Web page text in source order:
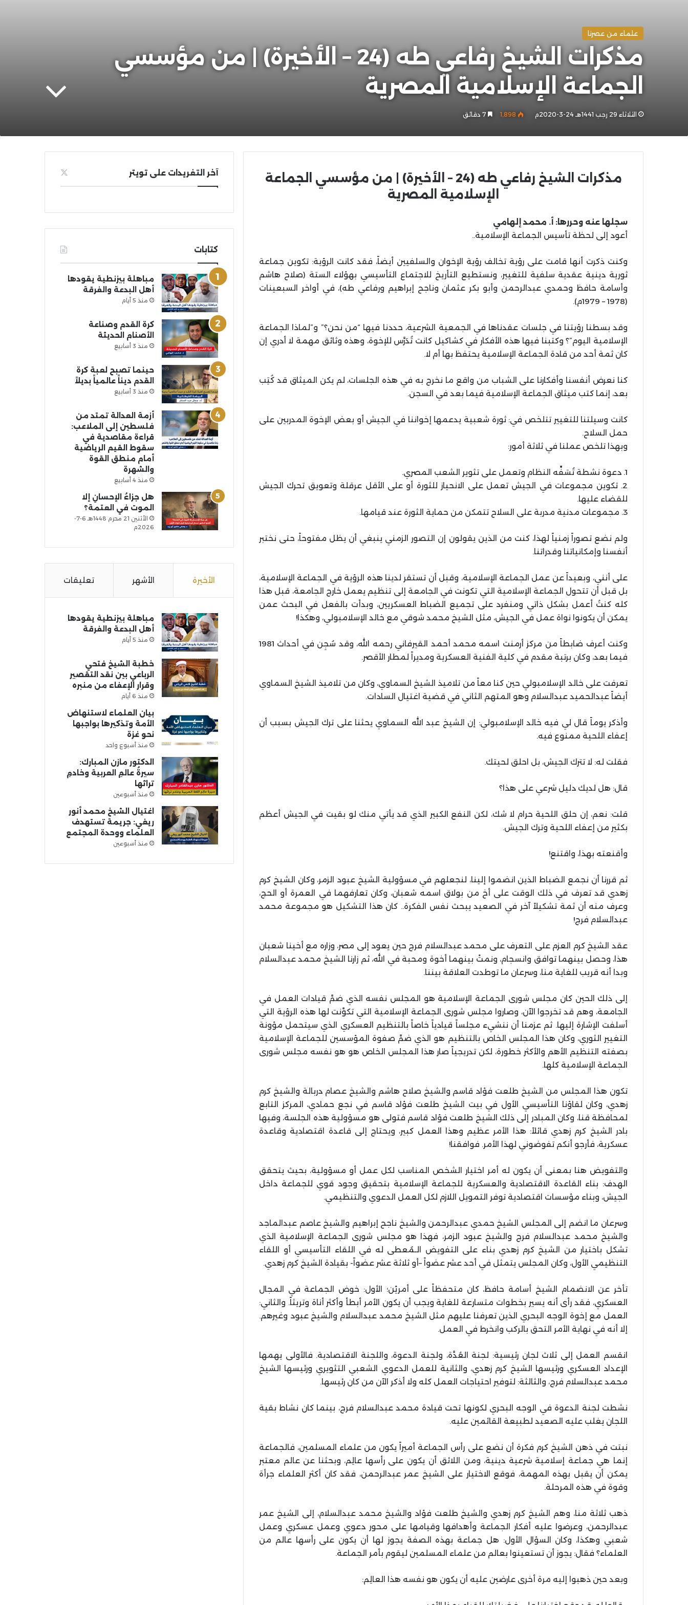
علماء من عصرنا
مذكرات الشيخ رفاعي طه (24 – الأخيرة) | من مؤسسي
الجماعة الإسلامية المصرية
الثلاثاء 29 رجب 1441هـ 24-3-2020م 1٬898
مذكرات الشيخ رفاعي طه (24 – الأخيرة) | من مؤسسي الجماعة
الإسلامية المصرية
سجلها عنه وحررها: أ. محمد إلهامي
أعود إلى لحظة تأسيس الجماعة الإسلامية..
وكنت ذكرت أنها قامت على رؤية تخالف رؤية الإخوان والسلفيين أيضاً، فقد كانت الرؤية: تكوين جماعة
ثورية دينية عقدية سلفية للتغيير، ونستطيع التأريخ للاجتماع التأسيسي بهؤلاء الستة (صلاح هاشم
وأسامة حافظ وحمدي عبدالرحمن وأبو بكر عثمان وناجح إبراهيم ورفاعي طه)، في أواخر السبعينات
(1978 – 1979م).
وقد بسطنا رؤيتنا في جلسات عقدناها في الجمعية الشرعية، حددنا فيها “من نحن؟” و”لماذا الجماعة
الإسلامية اليوم”؟ وكتبنا فيها هذه الأفكار في كشاكيل كانت تُدَرَّس للإخوة، وهذه وثائق مهمة لا أدري إن
كان ثمة أحد من قادة الجماعة الإسلامية يحتفظ بها أم لا.
كنا نعرض أنفسنا وأفكارنا على الشباب من واقع ما نخرج به في هذه الجلسات، لم يكن الميثاق قد كُتِب
بعد، إنما كتب ميثاق الجماعة الإسلامية فيما بعد في السجن.
كانت وسيلتنا للتغيير تتلخص في: ثورة شعبية يدعمها إخواننا في الجيش أو بعض الإخوة المدربين على
حمل السلاح.
وبهذا تلخص عملنا في ثلاثة أمور:
1. دعوة نشطة تُسَفِّه النظام وتعمل على تثوير الشعب المصري.
2. تكوين مجموعات في الجيش تعمل على الانحياز للثورة أو على الأقل عرقلة وتعويق تحرك الجيش
للقضاء عليها.
3. مجموعات مدنية مدربة على السلاح تتمكن من حماية الثورة عند قيامها.
ولم نضع تصوراً زمنياً لهذا، كنت من الذين يقولون إن التصور الزمني ينبغي أن يظل مفتوحاً، حتى نختبر
أنفسنا وإمكانياتنا وقدراتنا.
على أنني، وبعيداً عن عمل الجماعة الإسلامية، وقبل أن تستقر لدينا هذه الرؤية في الجماعة الإسلامية،
بل قبل أن تتحول الجماعة الإسلامية التي تكونت في الجامعة إلى تنظيم يعمل خارج الجامعة، قبل هذا
كله كنتُ أعمل بشكل ذاتي ومنفرد على تجميع الضباط العسكريين، وبدأت بالفعل في البحث عمن
يمكن أن يكونوا نواة عمل في الجيش، مثل الشيخ محمد شوقي مع خالد الإسلامبولي، وهكذا!
وكنت أعرف ضابطاً من مركز أرمنت اسمه محمد أحمد القيرفاني رحمه الله، وقد سُجِن في أحداث 1981
فيما بعد، وكان برتبة مقدم في كلية الفنية العسكرية ومديراً لمطار الأقصر.
تعرفت على خالد الإسلامبولي حين كنا معاً من تلاميذ الشيخ السماوي، وكان من تلاميذ الشيخ السماوي
أيضاً عبدالحميد عبدالسلام وهو المتهم الثاني في قضية اغتيال السادات.
وأذكر يوماً قال لي فيه خالد الإسلامبولي: إن الشيخ عبد الله السماوي يحثنا على ترك الجيش بسبب أن
إعفاء اللحية ممنوع فيه.
فقلت له: لا تترك الجيش، بل احلق لحيتك.
قال: هل لديك دليل شرعي على هذا؟
قلت: نعم، إن حلق اللحية حرام لا شك، لكن النفع الكبير الذي قد يأتي منك لو بقيت في الجيش أعظم
بكثير من إعفاء اللحية وترك الجيش.
وأقنعته بهذا، واقتنع!
ثم قررنا أن نجمع الضباط الذين انضموا إلينا، لنجعلهم في مسؤولية الشيخ عبود الزمر، وكان الشيخ كرم
زهدي قد تعرف في ذلك الوقت على أخ من بولاق اسمه شعبان، وكان تعارفهما في العمرة أو الحج،
وعرف منه أن ثمة تشكيلاً آخر في الصعيد يبحث نفس الفكرة.. كان هذا التشكيل هو مجموعة محمد
عبدالسلام فرج!
عقد الشيخ كرم العزم على التعرف على محمد عبدالسلام فرج حين يعود إلى مصر، وزاره مع أخينا شعبان
هذا، وحصل بينهما توافق وانسجام، ونمتْ بينهما أخوة ومحبة في الله، ثم زارنا الشيخ محمد عبدالسلام
وبدا أنه قريب للغاية منا، وسرعان ما توطدت العلاقة بيننا.
إلى ذلك الحين كان مجلس شورى الجماعة الإسلامية هو المجلس نفسه الذي ضمَّ قيادات العمل في
الجامعة، وهم قد تخرجوا الآن، وصاروا مجلس شورى الجماعة الإسلامية التي تكوَّنت لها هذه الرؤية التي
أسلفت الإشارة إليها. ثم عزمنا أن ننشيء مجلساً قيادياً خاصاً بالتنظيم العسكري الذي سيتحمل مؤونة
التغيير الثوري، وكان هذا المجلس الخاص بالتنظيم هو الذي ضمَّ صفوة المؤسسين للجماعة الإسلامية
بصفته التنظيم الأهم والأكثر خطورة، لكن تدريجياً صار هذا المجلس الخاص هو هو نفسه مجلس شورى
الجماعة الإسلامية كلها.
تكون هذا المجلس من الشيخ طلعت فؤاد قاسم والشيخ صلاح هاشم والشيخ عصام دربالة والشيخ كرم
زهدي، وكان لقاؤنا التأسيسي الأول في بيت الشيخ طلعت فؤاد قاسم في نجع حمادي، المركز التابع
لمحافظة قنا، وكان المبادر إلى ذلك الشيخ طلعت فؤاد قاسم فتولى هو مسؤولية هذه الجلسة، وفيها
بادر الشيخ كرم زهدي قائلاً: هذا الأمر عظيم وهذا العمل كبير، ويحتاج إلى قاعدة اقتصادية وقاعدة
عسكرية، فأرجو أنكم تفوضوني لهذا الأمر. فوافقنا!
والتفويض هنا بمعنى أن يكون له أمر اختيار الشخص المناسب لكل عمل أو مسؤولية، بحيث يتحقق
الهدف: بناء القاعدة الاقتصادية والعسكرية للجماعة الإسلامية بتحقيق وجود قوي للجماعة داخل
الجيش، وبناء مؤسسات اقتصادية توفر التمويل اللازم لكل العمل الدعوي والتنظيمي.
وسرعان ما انضم إلى المجلس الشيخ حمدي عبدالرحمن والشيخ ناجح إبراهيم والشيخ عاصم عبدالماجد
والشيخ محمد عبدالسلام فرج والشيخ عبود الزمر، فهذا هو مجلس شورى الجماعة الإسلامية الذي
تشكل باختيار من الشيخ كرم زهدي بناء على التفويض الـمُعطى له في اللقاء التأسيسي أو اللقاء
التنظيمي الأول، وكان المجلس يتمثل في أحد عشر عضواً –أو ثلاثة عشر عضواً- بقيادة الشيخ كرم زهدي.
تأخر عن الانضمام الشيخ أسامة حافظ، كان متحفظاً على أمريْن؛ الأول: خوض الجماعة في المجال
العسكري، فقد رأى أنه يسير بخطوات متسارعة للغاية ويجب أن يكون الأمر أبطأ وأكثر أناة وتريثاً. والثاني:
العمل مع إخوة الوجه البحري الذين تعرفنا عليهم مثل الشيخ محمد عبدالسلام والشيخ عبود وغيرهم.
إلا أنه في نهاية الأمر التحق بالركب وانخرط في العمل.
انقسم العمل إلى ثلاث لجان رئيسية: لجنة العُدَّة، ولجنة الدعوة، واللجنة الاقتصادية. فالأولى يهمها
الإعداد العسكري ورئيسها الشيخ كرم زهدي، والثانية للعمل الدعوي الشعبي التثويري ورئيسها الشيخ
محمد عبدالسلام فرج، والثالثة: لتوفير احتياجات العمل كله ولا أذكر الآن من كان رئيسها.
نشطت لجنة الدعوة في الوجه البحري لكونها تحت قيادة محمد عبدالسلام فرج، بينما كان نشاط بقية
اللجان يغلب عليه الصعيد لطبيعة القائمين عليه.
نبتت في ذهن الشيخ كرم فكرة أن نضع على رأس الجماعة أميراً يكون من علماء المسلمين، فالجماعة
إنما هي جماعة إسلامية شرعية دينية، ومن اللائق أن يكون على رأسها عالِم، وبحثنا عن عالم معتبر
يمكن أن يقبل بهذه المهمة، فوقع الاختيار على الشيخ عمر عبدالرحمن، فقد كان أكثر العلماء جرأة
وقوة في هذه المرحلة.
ذهب ثلاثة منا، وهم الشيخ كرم زهدي والشيخ طلعت فؤاد والشيخ محمد عبدالسلام، إلى الشيخ عمر
عبدالرحمن، وعرضوا عليه أفكار الجماعة وأهدافها وقيامها على محور دعوي وعمل عسكري وعمل
شعبي وهكذا، وكان السؤال الأول: هل جماعة بهذه الصفة يجوز لها أن يكون على رأسها عالم من
العلماء؟ فقال: يجوز أن تستعينوا بعالم من علماء المسلمين ليقوم بأمر الجماعة.
وبعد حين ذهبوا إليه مرة أخرى عارضين عليه أن يكون هو نفسه هذا العالِم:
آخر التغريدات على تويتر
كتابات
مباهلة بيزنطية يقودها
أهل البدعة والفرقة
منذ 5 أيام
كرة القدم وصناعة
الأصنام الحديثة
منذ 3 أسابيع
حينما تصبح لعبة كرة
القدم ديناً عالمياً بديلاً
منذ 3 أسابيع
أزمة العدالة تمتد من
فلسطين إلى الملاعب:
قراءة مقاصدية في
سقوط القيم الرياضية
أمام منطق القوة
والشهرة
منذ 4 أسابيع
هل جزاءُ الإحسانِ إلا
الموت في العتمة؟
الأثنين 21 محرم 1448هـ 6-7-
2026م
الأخيرة الأشهر تعليقات
مباهلة بيزنطية يقودها
أهل البدعة والفرقة
منذ 5 أيام
خطبة الشيخ فتحي
الرباعي بين نقد التقصير
وقرار الإعفاء من منبره
منذ 6 أيام
بيان العلماء لاستنهاض
الأمة وتذكيرها بواجبها
نحو غزة
منذ أسبوع واحد
الدكتور مازن المبارك:
سيرةُ عالمِ العربية وخادمِ
تراثها
منذ أسبوعين
اغتيال الشيخ محمد أنور
ريغي: جريمة تستهدف
العلماء ووحدة المجتمع
منذ أسبوعين